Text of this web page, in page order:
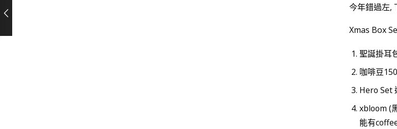
今年錯過左,
Xmas Box
聖誕掛耳
咖啡豆
Hero Set
xbloom (
能有